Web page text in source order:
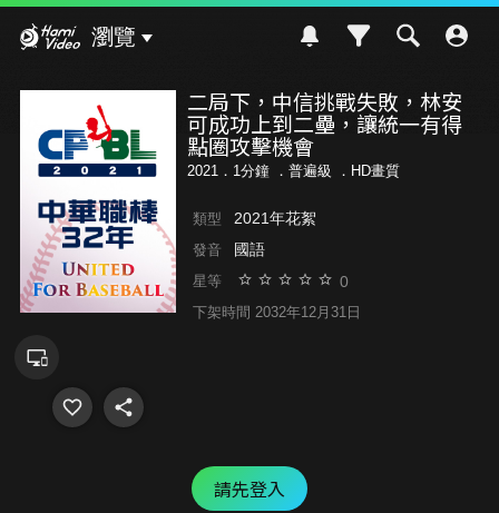
瀏覽
二局下，中信挑戰失敗，林安
可成功上到二壘，讓統一有得
點圈攻擊機會
2021．1分鐘 ． 普遍級 ．HD畫質
類型 2021年花絮
發音 國語
星等 0
下架時間 2032年12月31日
請先登入